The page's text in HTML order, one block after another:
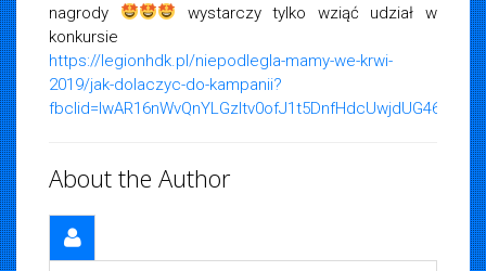
nagrody
wystarczy tylko wziąć udział w
konkursie
https://legionhdk.pl/niepodlegla-mamy-we-krwi-
2019/jak-dolaczyc-do-kampanii?
About the Author